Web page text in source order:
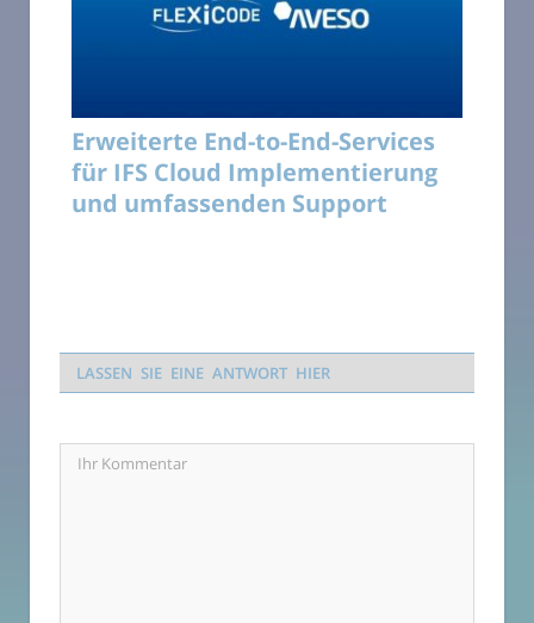
Erweiterte End-to-End-Services
für IFS Cloud Implementierung
und umfassenden Support
LASSEN SIE EINE ANTWORT HIER